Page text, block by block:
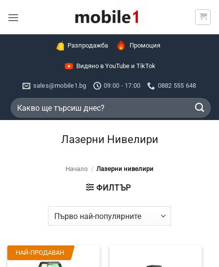
Разпродажба Промоция
Видяно в YouTube и TikTok
sales@mobile1.bg 09:00 - 17:00 0882 555 648
Търсене
за:
Лазерни Нивелири
Начало / Лазерни нивелири
ФИЛТЪР
НАЙ-ПРОДАВАН